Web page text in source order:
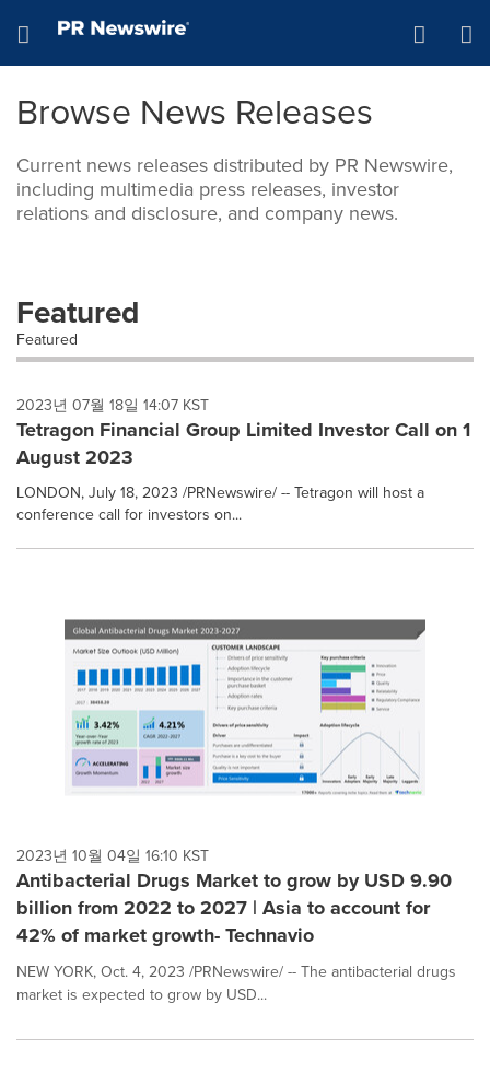
Hamburger menu
Browse News Releases
Current news releases distributed by PR Newswire,
including multimedia press releases, investor
relations and disclosure, and company news.
Featured
Featured
2023년 07월 18일 14:07 KST
Tetragon Financial Group Limited Investor Call on 1
August 2023
LONDON, July 18, 2023 /PRNewswire/ -- Tetragon will host a
conference call for investors on...
2023년 10월 04일 16:10 KST
Antibacterial Drugs Market to grow by USD 9.90
billion from 2022 to 2027 | Asia to account for
42% of market growth- Technavio
NEW YORK, Oct. 4, 2023 /PRNewswire/ -- The antibacterial drugs
market is expected to grow by USD...